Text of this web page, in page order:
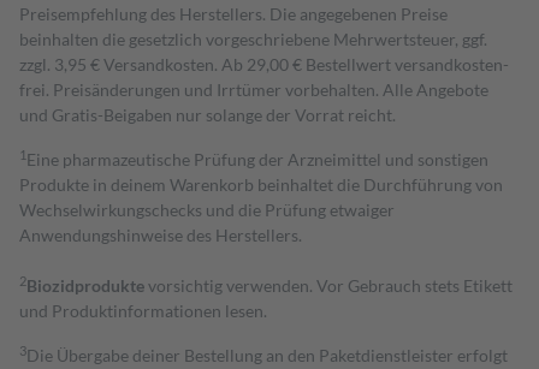
Preisempfehlung des Herstellers. Die angegebenen Preise
beinhalten die gesetzlich vorgeschriebene Mehrwertsteuer, ggf.
zzgl. 3,95 € Versandkosten. Ab 29,00 € Bestell­wert versand­kosten­
frei. Preisänderungen und Irrtümer vorbehalten. Alle Angebote
und Gratis-Beigaben nur solange der Vorrat reicht.
1 Eine pharmazeutische Prüfung der Arzneimittel und sonstigen
Produkte in deinem Warenkorb beinhaltet die Durchführung von
Wechselwirkungschecks und die Prüfung etwaiger
Anwendungshinweise des Herstellers.
2Biozidproduktevorsichtig verwenden. Vor Gebrauch stets Etikett
und Produktinformationen lesen.
3Die Übergabe deiner Bestellung an den Paketdienstleister erfolgt